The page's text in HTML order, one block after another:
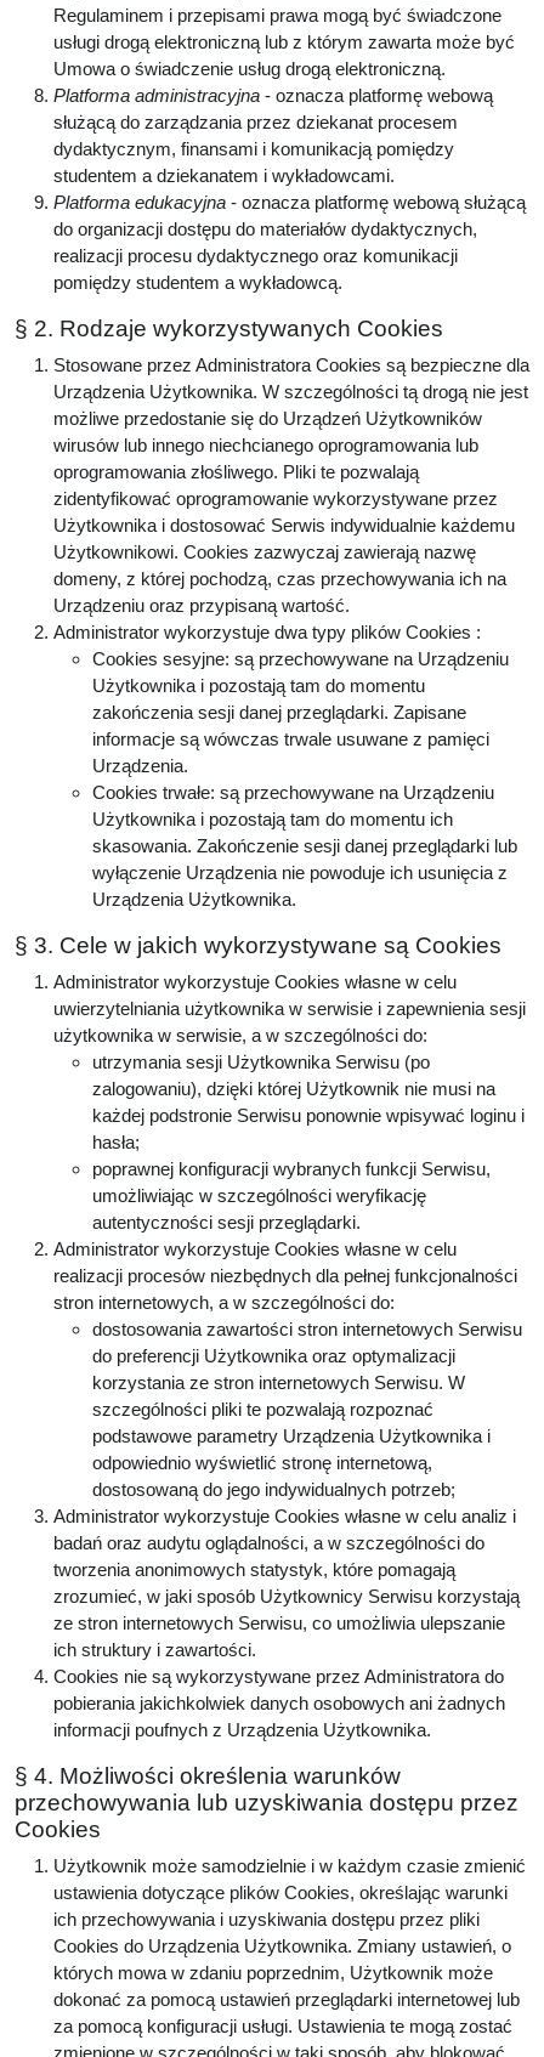
Regulaminem i przepisami prawa mogą być świadczone
usługi drogą elektroniczną lub z którym zawarta może być
Umowa o świadczenie usług drogą elektroniczną.
Platforma administracyjna - oznacza platformę webową
służącą do zarządzania przez dziekanat procesem
dydaktycznym, finansami i komunikacją pomiędzy
studentem a dziekanatem i wykładowcami.
Platforma edukacyjna - oznacza platformę webową służącą
do organizacji dostępu do materiałów dydaktycznych,
realizacji procesu dydaktycznego oraz komunikacji
pomiędzy studentem a wykładowcą.
§ 2. Rodzaje wykorzystywanych Cookies
Stosowane przez Administratora Cookies są bezpieczne dla
Urządzenia Użytkownika. W szczególności tą drogą nie jest
możliwe przedostanie się do Urządzeń Użytkowników
wirusów lub innego niechcianego oprogramowania lub
oprogramowania złośliwego. Pliki te pozwalają
zidentyfikować oprogramowanie wykorzystywane przez
Użytkownika i dostosować Serwis indywidualnie każdemu
Użytkownikowi. Cookies zazwyczaj zawierają nazwę
domeny, z której pochodzą, czas przechowywania ich na
Urządzeniu oraz przypisaną wartość.
Administrator wykorzystuje dwa typy plików Cookies :
Cookies sesyjne: są przechowywane na Urządzeniu
Użytkownika i pozostają tam do momentu
zakończenia sesji danej przeglądarki. Zapisane
informacje są wówczas trwale usuwane z pamięci
Urządzenia.
Cookies trwałe: są przechowywane na Urządzeniu
Użytkownika i pozostają tam do momentu ich
skasowania. Zakończenie sesji danej przeglądarki lub
wyłączenie Urządzenia nie powoduje ich usunięcia z
Urządzenia Użytkownika.
§ 3. Cele w jakich wykorzystywane są Cookies
Administrator wykorzystuje Cookies własne w celu
uwierzytelniania użytkownika w serwisie i zapewnienia sesji
użytkownika w serwisie, a w szczególności do:
utrzymania sesji Użytkownika Serwisu (po
zalogowaniu), dzięki której Użytkownik nie musi na
każdej podstronie Serwisu ponownie wpisywać loginu i
hasła;
poprawnej konfiguracji wybranych funkcji Serwisu,
umożliwiając w szczególności weryfikację
autentyczności sesji przeglądarki.
Administrator wykorzystuje Cookies własne w celu
realizacji procesów niezbędnych dla pełnej funkcjonalności
stron internetowych, a w szczególności do:
dostosowania zawartości stron internetowych Serwisu
do preferencji Użytkownika oraz optymalizacji
korzystania ze stron internetowych Serwisu. W
szczególności pliki te pozwalają rozpoznać
podstawowe parametry Urządzenia Użytkownika i
odpowiednio wyświetlić stronę internetową,
dostosowaną do jego indywidualnych potrzeb;
Administrator wykorzystuje Cookies własne w celu analiz i
badań oraz audytu oglądalności, a w szczególności do
tworzenia anonimowych statystyk, które pomagają
zrozumieć, w jaki sposób Użytkownicy Serwisu korzystają
ze stron internetowych Serwisu, co umożliwia ulepszanie
ich struktury i zawartości.
Cookies nie są wykorzystywane przez Administratora do
pobierania jakichkolwiek danych osobowych ani żadnych
informacji poufnych z Urządzenia Użytkownika.
§ 4. Możliwości określenia warunków
przechowywania lub uzyskiwania dostępu przez
Cookies
Użytkownik może samodzielnie i w każdym czasie zmienić
ustawienia dotyczące plików Cookies, określając warunki
ich przechowywania i uzyskiwania dostępu przez pliki
Cookies do Urządzenia Użytkownika. Zmiany ustawień, o
których mowa w zdaniu poprzednim, Użytkownik może
dokonać za pomocą ustawień przeglądarki internetowej lub
za pomocą konfiguracji usługi. Ustawienia te mogą zostać
zmienione w szczególności w taki sposób, aby blokować